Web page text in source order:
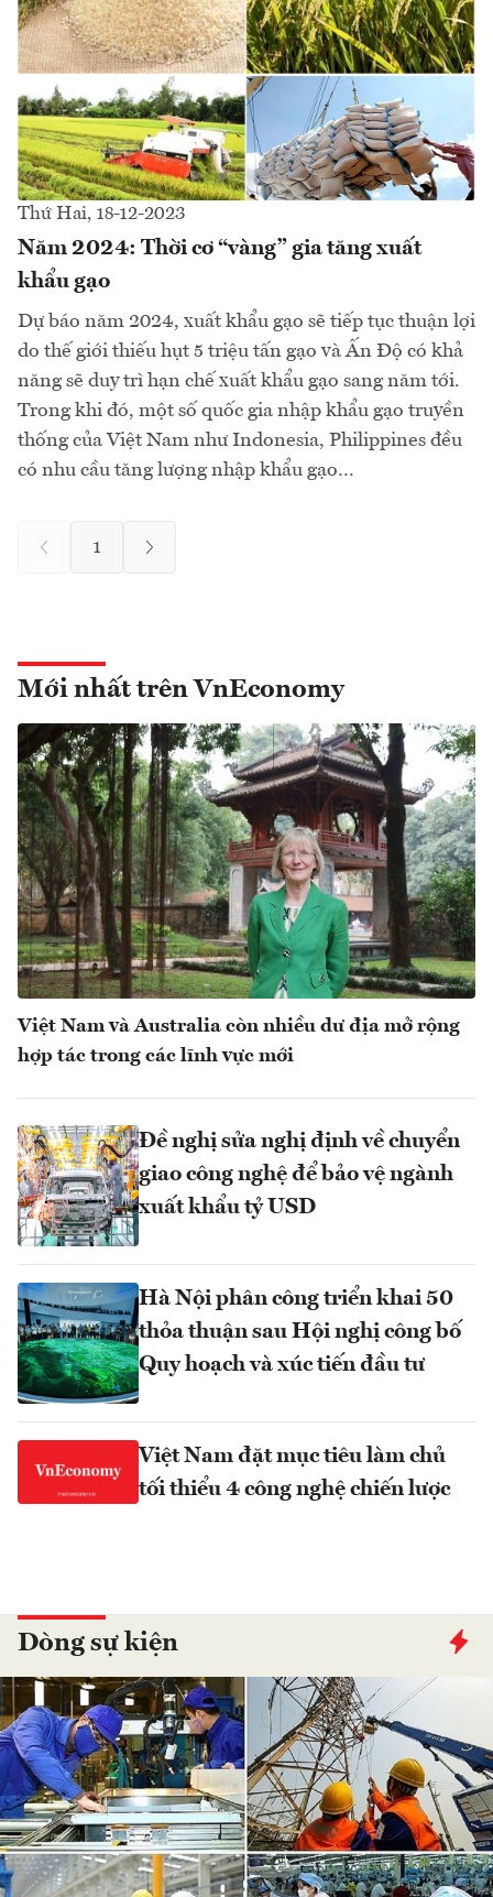
Thứ Hai, 18-12-2023
Năm 2024: Thời cơ “vàng” gia tăng xuất
khẩu gạo
Dự báo năm 2024, xuất khẩu gạo sẽ tiếp tục thuận lợi
do thế giới thiếu hụt 5 triệu tấn gạo và Ấn Độ có khả
năng sẽ duy trì hạn chế xuất khẩu gạo sang năm tới.
Trong khi đó, một số quốc gia nhập khẩu gạo truyền
thống của Việt Nam như Indonesia, Philippines đều
có nhu cầu tăng lượng nhập khẩu gạo…
1
Mới nhất trên VnEconomy
Việt Nam và Australia còn nhiều dư địa mở rộng
hợp tác trong các lĩnh vực mới
Đề nghị sửa nghị định về chuyển
giao công nghệ để bảo vệ ngành
xuất khẩu tỷ USD
Hà Nội phân công triển khai 50
thỏa thuận sau Hội nghị công bố
Quy hoạch và xúc tiến đầu tư
Việt Nam đặt mục tiêu làm chủ
tối thiểu 4 công nghệ chiến lược
Dòng sự kiện